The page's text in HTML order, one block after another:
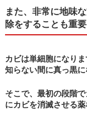
また、非常に地味
除をすることも重要
カビは単細胞になり
知らない間に真っ黒
そこで、最初の段階
にカビを消滅させる